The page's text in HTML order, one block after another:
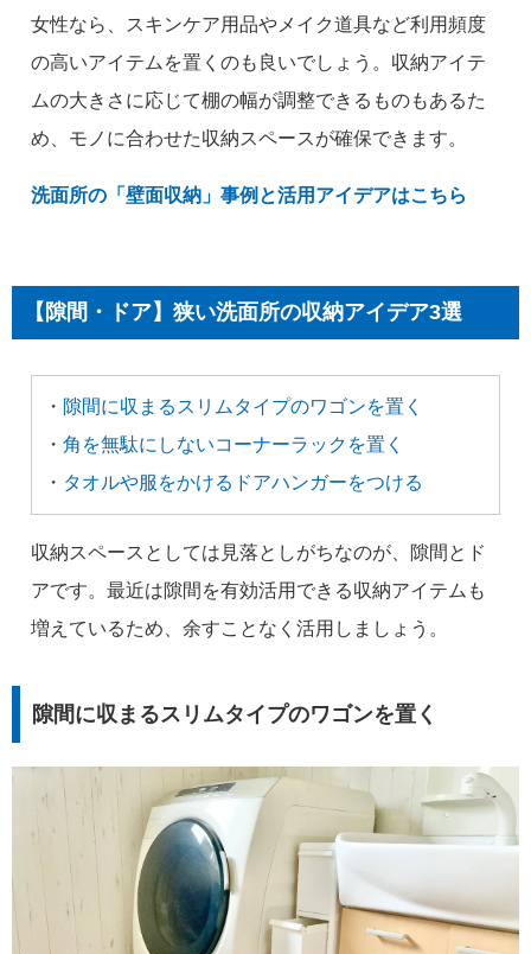
女性なら、スキンケア用品やメイク道具など利用頻度
の高いアイテムを置くのも良いでしょう。収納アイテ
ムの大きさに応じて棚の幅が調整できるものもあるた
め、モノに合わせた収納スペースが確保できます。
洗面所の「壁面収納」事例と活用アイデアはこちら
【隙間・ドア】狭い洗面所の収納アイデア3選
・ 隙間に収まるスリムタイプのワゴンを置く
・ 角を無駄にしないコーナーラックを置く
・ タオルや服をかけるドアハンガーをつける
収納スペースとしては見落としがちなのが、隙間とド
アです。最近は隙間を有効活用できる収納アイテムも
増えているため、余すことなく活用しましょう。
隙間に収まるスリムタイプのワゴンを置く